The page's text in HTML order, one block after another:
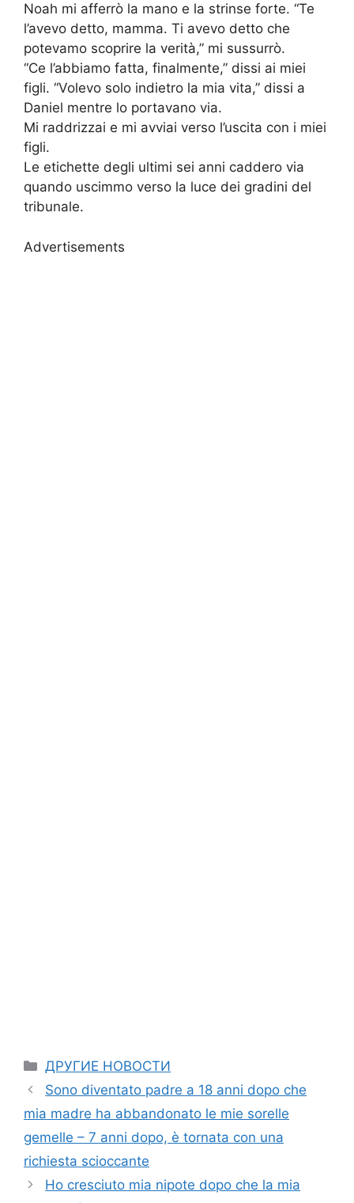
Noah mi afferrò la mano e la strinse forte. “Te
l’avevo detto, mamma. Ti avevo detto che
potevamo scoprire la verità,” mi sussurrò.
“Ce l’abbiamo fatta, finalmente,” dissi ai miei
figli. “Volevo solo indietro la mia vita,” dissi a
Daniel mentre lo portavano via.
Mi raddrizzai e mi avviai verso l’uscita con i miei
figli.
Le etichette degli ultimi sei anni caddero via
quando uscimmo verso la luce dei gradini del
tribunale.
Advertisements
Categories
ДРУГИЕ НОВОСТИ
Sono diventato padre a 18 anni dopo che
mia madre ha abbandonato le mie sorelle
gemelle – 7 anni dopo, è tornata con una
richiesta scioccante
Ho cresciuto mia nipote dopo che la mia